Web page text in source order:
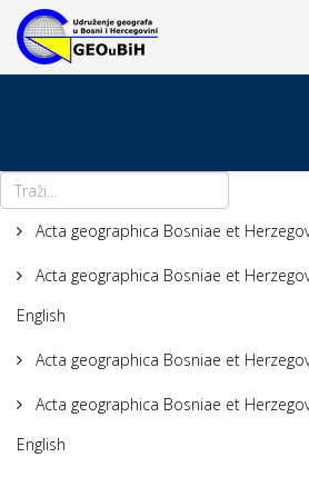
Acta geographica Bosniae et
Acta geographica Bosniae et
English
Acta geographica Bosniae et
Acta geographica Bosniae et
English